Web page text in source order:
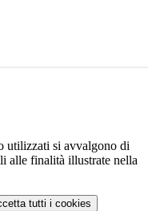
utilizzati si avvalgono di
alle finalità illustrate nella
tutti i cookies